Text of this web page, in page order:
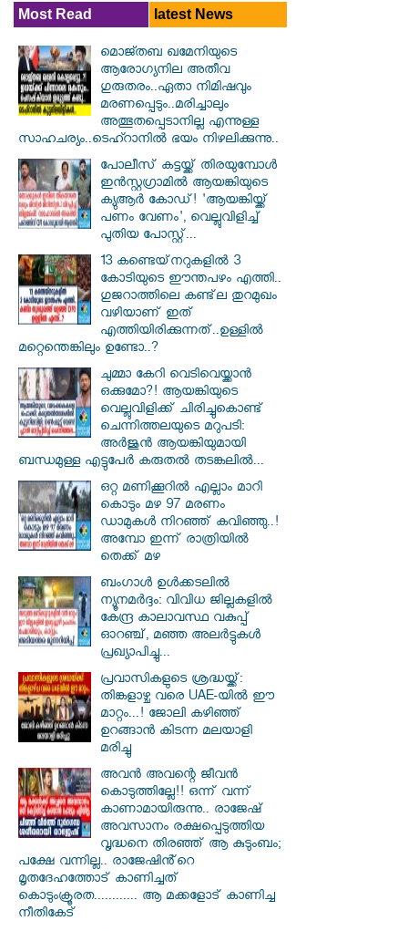
Most Read latest News
മൊജ്തബ ഖമേനിയുടെ
ആരോഗ്യനില അതീവ
ഗുരുതരം..ഏതാ നിമിഷവും
മരണപ്പെടും..മരിച്ചാലും
അത്ഭുതപ്പെടാനില്ല എന്നുള്ള
സാഹചര്യം..ടെഹ്റാനിൽ ഭയം നിഴലിക്കുന്നു..
പോലീസ് കട്ടയ്ക്ക് തിരയുമ്പോൾ
ഇൻസ്റ്റഗ്രാമിൽ ആയങ്കിയുടെ
ക്യുആർ കോഡ്! 'ആയങ്കിയ്ക്ക്
പണം വേണം', വെല്ലുവിളിച്ച്
പുതിയ പോസ്റ്റ്...
13 കണ്ടെയ്‌നറുകളിൽ 3
കോടിയുടെ ഈന്തപഴം എത്തി..
ഗുജറാത്തിലെ കണ്ട്‌ല തുറമുഖം
വഴിയാണ് ഇത്
എത്തിയിരിക്കുന്നത്..ഉള്ളിൽ
മറ്റെന്തെങ്കിലും ഉണ്ടോ..?
ചുമ്മാ കേറി വെടിവെയ്ക്കാൻ
ഒക്കുമോ?! ആയങ്കിയുടെ
വെല്ലുവിളിക്ക് ചിരിച്ചുകൊണ്ട്
ചെന്നിത്തലയുടെ മറുപടി:
അർജുൻ ആയങ്കിയുമായി
ബന്ധമുള്ള എട്ടുപേർ കരുതൽ തടങ്കലിൽ...
ഒറ്റ മണിക്കൂറിൽ എല്ലാം മാറി
കൊടും മഴ 97 മരണം
ഡാമുകൾ നിറഞ്ഞ് കവിഞ്ഞു..!
അമ്പോ ഇന്ന് രാത്രിയിൽ
തെക്ക് മഴ
ബംഗാൾ ഉൾക്കടലിൽ
ന്യൂനമർദ്ദം: വിവിധ ജില്ലകളിൽ
കേന്ദ്ര കാലാവസ്ഥ വകുപ്പ്
ഓറഞ്ച്, മഞ്ഞ അലർട്ടുകൾ
പ്രഖ്യാപിച്ചു...
പ്രവാസികളുടെ ശ്രദ്ധയ്ക്ക്:
തിങ്കളാഴ്ച വരെ UAE-യിൽ ഈ
മാറ്റം...! ജോലി കഴിഞ്ഞ്
ഉറങ്ങാൻ കിടന്ന മലയാളി
മരിച്ചു
അവൻ അവന്റെ ജീവൻ
കൊടുത്തില്ലേ!! ഒന്ന് വന്ന്
കാണാമായിരുന്നു.. രാജേഷ്
അവസാനം രക്ഷപ്പെടുത്തിയ
വൃദ്ധനെ തിരഞ്ഞ് ആ കുടുംബം;
പക്ഷേ വന്നില്ല.. രാജേഷിൻ്റെ
മൃതദേഹത്തോട് കാണിച്ചത്
കൊടുംക്രൂരത............ ആ മക്കളോട് കാണിച്ച
നീതികേട്